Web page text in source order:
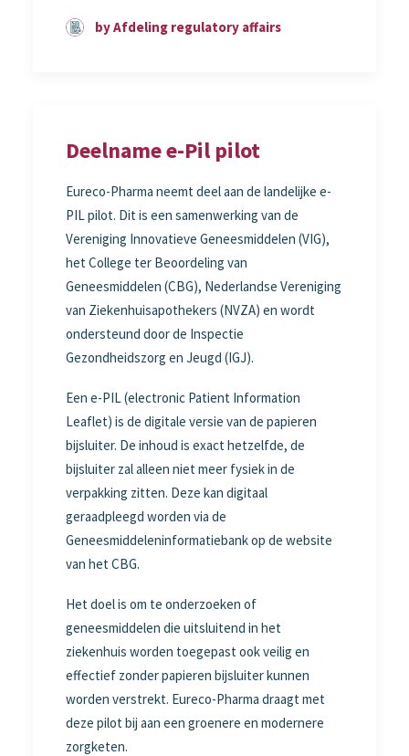
by Afdeling regulatory affairs
Deelname e-Pil pilot
Eureco-Pharma neemt deel aan de landelijke e-
PIL pilot. Dit is een samenwerking van de
Vereniging Innovatieve Geneesmiddelen (VIG),
het College ter Beoordeling van
Geneesmiddelen (CBG), Nederlandse Vereniging
van Ziekenhuisapothekers (NVZA) en wordt
ondersteund door de Inspectie
Gezondheidszorg en Jeugd (IGJ).
Een e-PIL (electronic Patient Information
Leaflet) is de digitale versie van de papieren
bijsluiter. De inhoud is exact hetzelfde, de
bijsluiter zal alleen niet meer fysiek in de
verpakking zitten. Deze kan digitaal
geraadpleegd worden via de
Geneesmiddeleninformatiebank op de website
van het CBG.
Het doel is om te onderzoeken of
geneesmiddelen die uitsluitend in het
ziekenhuis worden toegepast ook veilig en
effectief zonder papieren bijsluiter kunnen
worden verstrekt. Eureco-Pharma draagt met
deze pilot bij aan een groenere en modernere
zorgketen.